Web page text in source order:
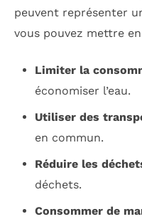
peuvent représenter
vous pouvez mettre
Limiter la
économiser l’eau.
Utiliser des
en commun.
Réduire les
déchets.
Consommer de